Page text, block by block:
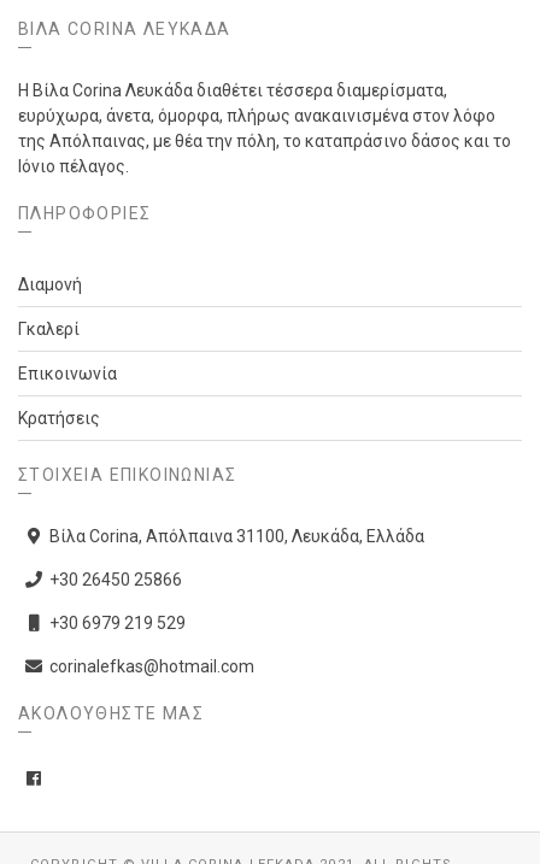
ΒΊΛΑ CORINA ΛΕΥΚΆΔΑ
Η Βίλα Corina Λευκάδα διαθέτει τέσσερα διαμερίσματα,
ευρύχωρα, άνετα, όμορφα, πλήρως ανακαινισμένα στον λόφο
της Απόλπαινας, με θέα την πόλη, το καταπράσινο δάσος και το
Ιόνιο πέλαγος.
ΠΛΗΡΟΦΟΡΙΕΣ
Διαμονή
Γκαλερί
Επικοινωνία
Κρατήσεις
ΣΤΟΙΧΕΊΑ ΕΠΙΚΟΙΝΩΝΊΑΣ
Βίλα Corina, Απόλπαινα 31100, Λευκάδα, Ελλάδα
+30 26450 25866
+30 6979 219 529
corinalefkas@hotmail.com
ΑΚΟΛΟΥΘΉΣΤΕ ΜΑΣ